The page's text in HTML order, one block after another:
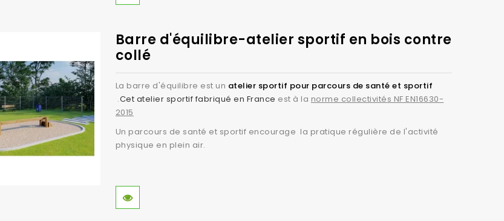
Barre d'équilibre-atelier sportif en bois contre
collé
La barre d'équilibre est un atelier sportif pour parcours de santé et sportif
.Cet atelier sportif fabriqué en France est à la norme collectivités NF EN16630-
2015
Un parcours de santé et sportif encourage la pratique régulière de l'activité
physique en plein air.